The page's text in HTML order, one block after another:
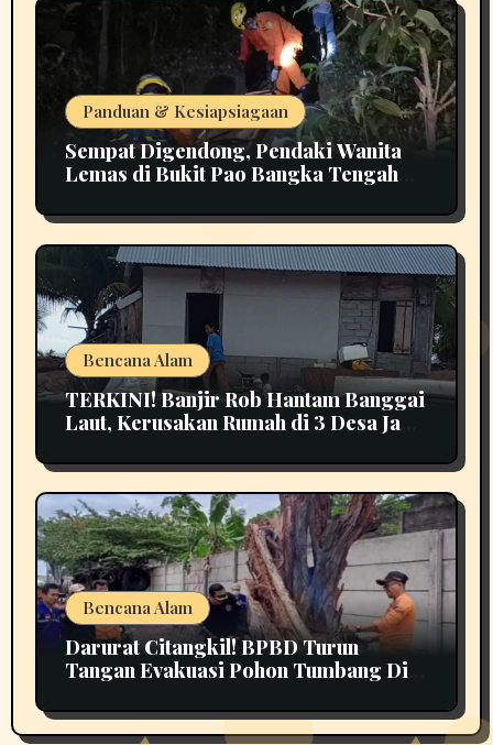
Panduan & Kesiapsiagaan
Sempat Digendong, Pendaki Wanita
Lemas di Bukit Pao Bangka Tengah
Bencana Alam
TERKINI! Banjir Rob Hantam Banggai
Laut, Kerusakan Rumah di 3 Desa Jadi
Bencana Alam
Darurat Citangkil! BPBD Turun
Tangan Evakuasi Pohon Tumbang Di